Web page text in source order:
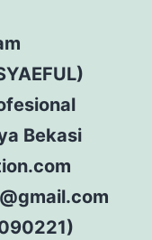
Bekasi